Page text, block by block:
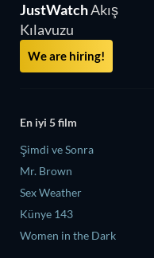
JustWatchAkış
Kılavuzu
We are hiring!
En iyi 5 film
Şimdi ve Sonra
Mr. Brown
Sex Weather
Künye 143
Women in the Dark